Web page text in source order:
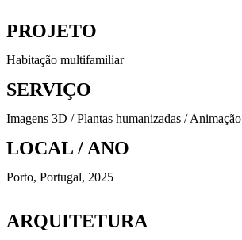
PROJETO
Habitação multifamiliar
SERVIÇO
Imagens 3D / Plantas humanizadas / Animação
LOCAL / ANO
Porto, Portugal, 2025
ARQUITETURA